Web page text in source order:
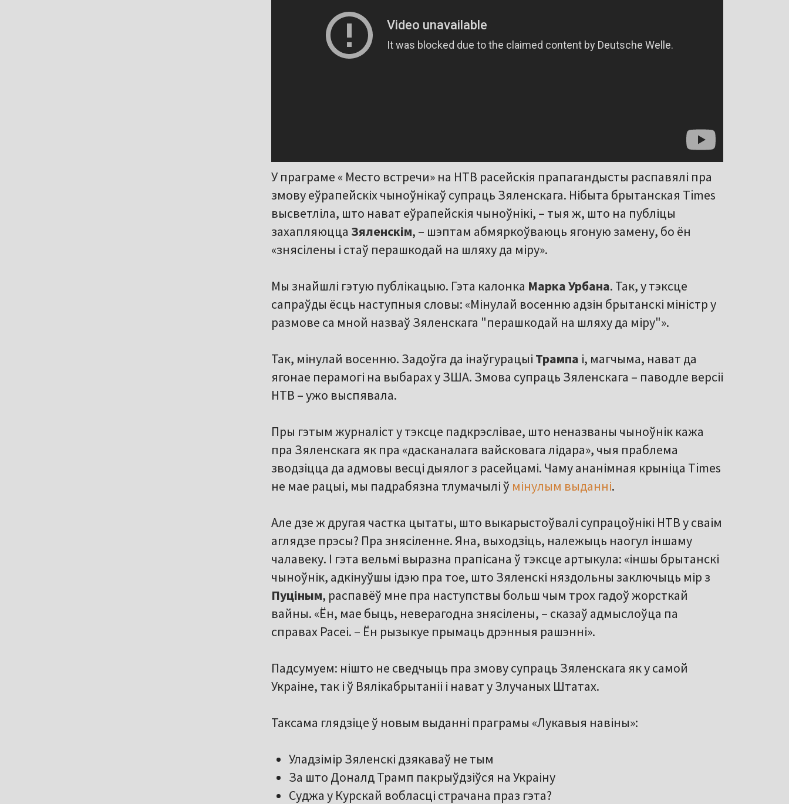
У праграме « Место встречи» на НТВ расейскія прапагандысты распавялі пра
змову еўрапейскіх чыноўнікаў супраць Зяленскага. Нібыта брытанская Times
высветліла, што нават еўрапейскія чыноўнікі, – тыя ж, што на публіцы
захапляюцца Зяленскім, – шэптам абмяркоўваюць ягоную замену, бо ён
«знясілены і стаў перашкодай на шляху да міру».
Мы знайшлі гэтую публікацыю. Гэта калонка Марка Урбана. Так, у тэксце
сапраўды ёсць наступныя словы: «Мінулай восенню адзін брытанскі міністр у
размове са мной назваў Зяленскага "перашкодай на шляху да міру"».
Так, мінулай восенню. Задоўга да інаўгурацыі Трампа і, магчыма, нават да
ягонае перамогі на выбарах у ЗША. Змова супраць Зяленскага – паводле версіі
НТВ – ужо выспявала.
Пры гэтым журналіст у тэксце падкрэслівае, што неназваны чыноўнік кажа
пра Зяленскага як пра «дасканалага вайсковага лідара», чыя праблема
зводзіцца да адмовы весці дыялог з расейцамі. Чаму ананімная крыніца Times
не мае рацыі, мы падрабязна тлумачылі ў мінулым выданні.
Але дзе ж другая частка цытаты, што выкарыстоўвалі супрацоўнікі НТВ у сваім
аглядзе прэсы? Пра знясіленне. Яна, выходзіць, належыць наогул іншаму
чалавеку. І гэта вельмі выразна прапісана ў тэксце артыкула: «іншы брытанскі
чыноўнік, адкінуўшы ідэю пра тое, што Зяленскі няздольны заключыць мір з
Пуціным, распавёў мне пра наступствы больш чым трох гадоў жорсткай
вайны. «Ён, мае быць, неверагодна знясілены, – сказаў адмыслоўца па
справах Расеі. – Ён рызыкуе прымаць дрэнныя рашэнні».
Падсумуем: нішто не сведчыць пра змову супраць Зяленскага як у самой
Украіне, так і ў Вялікабрытаніі і нават у Злучаных Штатах.
Таксама глядзіце ў новым выданні праграмы «Лукавыя навіны»:
Уладзімір Зяленскі дзякаваў не тым
За што Доналд Трамп пакрыўдзіўся на Украіну
Суджа у Курскай вобласці страчана праз гэта?